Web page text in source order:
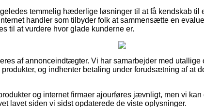
temmelig hæderlige løsninger til at få kendskab til
handler som tilbyder folk at sammensætte en
til at vurdere hvor glade kunderne er.
af annonceindtægter. Vi har samarbejder med utallige
og indhenter betaling under forudsætning af at
og internet firmaer ajourføres jævnligt, men vi
lavet siden vi sidst opdaterede de viste oplysninger.